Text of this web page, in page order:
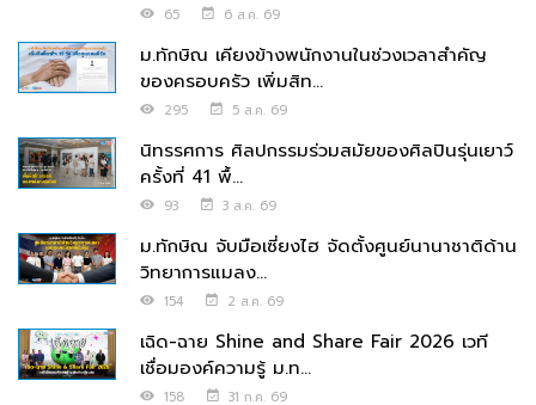
65 6 ส.ค. 69
ม.ทักษิณ เคียงข้างพนักงานในช่วงเวลาสำคัญ
ของครอบครัว เพิ่มสิท...
295 5 ส.ค. 69
นิทรรศการ ศิลปกรรมร่วมสมัยของศิลปินรุ่นเยาว์
ครั้งที่ 41 พื้...
93 3 ส.ค. 69
ม.ทักษิณ จับมือเซี่ยงไฮ จัดตั้งศูนย์นานาชาติด้าน
วิทยาการแมลง...
154 2 ส.ค. 69
เฉิด-ฉาย Shine and Share Fair 2026 เวที
เชื่อมองค์ความรู้ ม.ท...
158 31 ก.ค. 69